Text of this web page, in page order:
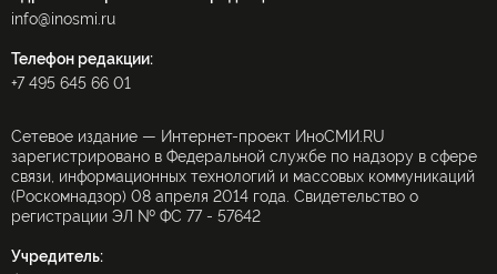
info@inosmi.ru
Телефон редакции:
+7 495 645 66 01
Сетевое издание — Интернет-проект ИноСМИ.RU
зарегистрировано в Федеральной службе по надзору в сфере
связи, информационных технологий и массовых коммуникаций
(Роскомнадзор) 08 апреля 2014 года. Свидетельство о
регистрации ЭЛ № ФС 77 - 57642
Учредитель: